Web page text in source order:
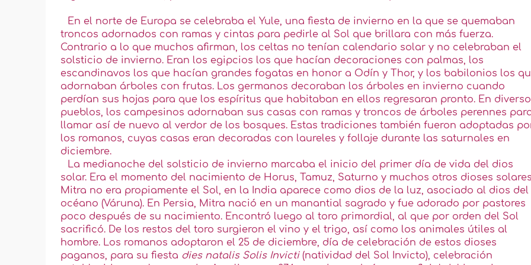
En el norte de Europa se celebraba el Yule, una fiesta de invierno en la que se quemaban
troncos adornados con ramas y cintas para pedirle al Sol que brillara con más fuerza.
Contrario a lo que muchos afirman, los celtas no tenían calendario solar y no celebraban el
solsticio de invierno. Eran los egipcios los que hacían decoraciones con palmas, los
escandinavos los que hacían grandes fogatas en honor a Odín y Thor, y los babilonios los
adornaban árboles con frutas. Los germanos decoraban los árboles en invierno cuando
perdían sus hojas para que los espíritus que habitaban en ellos regresaran pronto. En
pueblos, los campesinos adornaban sus casas con ramas y troncos de árboles perennes
llamar así de nuevo al verdor de los bosques. Estas tradiciones también fueron adoptadas
los romanos, cuyas casas eran decoradas con laureles y follaje durante las saturnales en
diciembre.
La medianoche del solsticio de invierno marcaba el inicio del primer día de vida del dios
solar. Era el momento del nacimiento de Horus, Tamuz, Saturno y muchos otros dioses
Mitra no era propiamente el Sol, en la India aparece como dios de la luz, asociado al dios del
océano (Váruna). En Persia, Mitra nació en un manantial sagrado y fue adorado por pastores
poco después de su nacimiento. Encontró luego al toro primordial, al que por orden del Sol
sacrificó. De los restos del toro surgieron el vino y el trigo, así como los animales útiles al
hombre. Los romanos adoptaron el 25 de diciembre, día de celebración de estos dioses
paganos, para su fiesta dies natalis Solis Invicti(natividad del Sol Invicto), celebración